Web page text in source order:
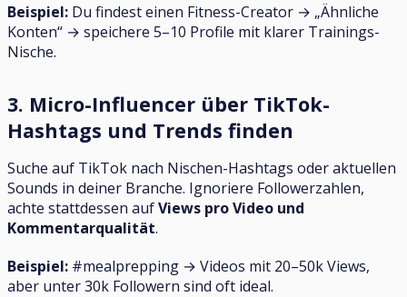
Beispiel: Du findest einen Fitness-Creator → „Ähnliche
Konten“ → speichere 5–10 Profile mit klarer Trainings-
Nische.
3. Micro-Influencer über TikTok-
Hashtags und Trends finden
Suche auf TikTok nach Nischen-Hashtags oder aktuellen
Sounds in deiner Branche. Ignoriere Followerzahlen,
achte stattdessen aufViews pro Video und
Kommentarqualität.
Beispiel: #mealprepping → Videos mit 20–50k Views,
aber unter 30k Followern sind oft ideal.